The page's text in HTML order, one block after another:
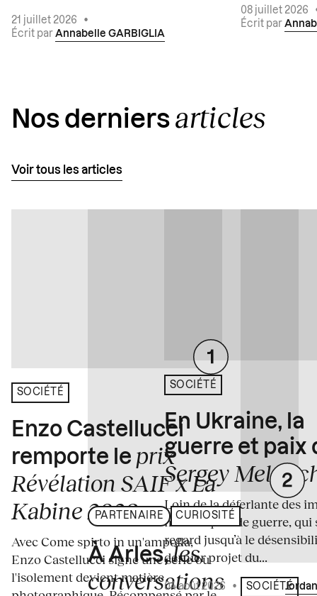
21 juillet 2026
•
Écrit par Annabelle GARBIGLIA
08 juillet 2026
Écrit par
Nos derniers articles
Voir tous les articles
SOCIÉTÉ
Enzo Castellucci
remporte le prix
Révélation SAIF x La
Kabine 2026
Avec Come spirto in un'ampolla,
Enzo Castellucci signe une série où
l'isolement devient matière
PARTENAIRE CURIOSITÉ
À Arles,les
conversations
SOCIÉTÉ
En Ukraine, la
guerre et paix
Sergey
Loin de la déferlante des
médiatiques de guerre, qui
regard jusqu’à le
dernier projet du...
04 août 2026 • Écrit par
SOCIÉTÉ